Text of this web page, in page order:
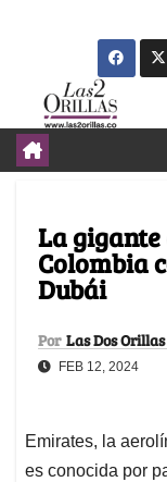
La
Colombia
Dubái
Por Las Dos Orillas
FEB 12, 2024
Emirates, la
es conocida por